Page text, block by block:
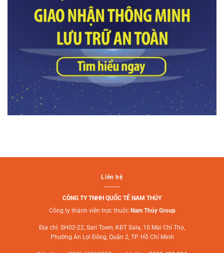
Liên hệ
CÔNG TY TNHH QUỐC TẾ NAM THỦY
Công ty thành viên trực thuộc Nam Thủy Group
Địa chỉ: SH02-22, Sari Town, KĐT Sala, 10 Mai Chí Thọ,
Phường An Lợi Đông, Quận 2, TP. Hồ Chí Minh